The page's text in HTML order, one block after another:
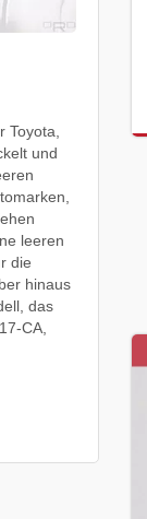
Toyota,
und
leeren
die
hinaus
das
CA,